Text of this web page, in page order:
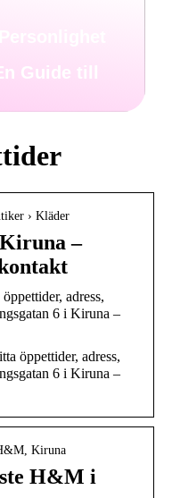
Guide till
› Kläder
–
adress,
6 i Kiruna –
öppettider, adress,
6 i Kiruna –
Kiruna
H&M i